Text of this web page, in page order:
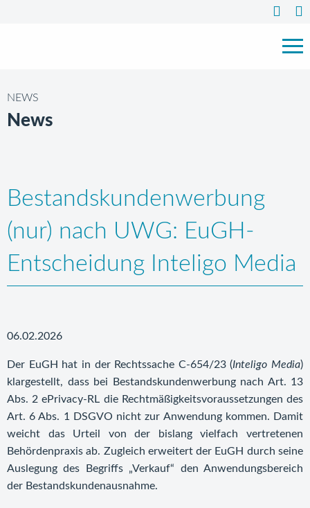
NEWS
News
Bestandskundenwerbung
(nur) nach UWG: EuGH-
Entscheidung Inteligo Media
06.02.2026
Der EuGH hat in der Rechtssache C-654/23 (Inteligo Media)
klargestellt, dass bei Bestandskundenwerbung nach Art. 13
Abs. 2 ePrivacy-RL die Rechtmäßigkeitsvoraussetzungen des
Art. 6 Abs. 1 DSGVO nicht zur Anwendung kommen. Damit
weicht das Urteil von der bislang vielfach vertretenen
Behördenpraxis ab. Zugleich erweitert der EuGH durch seine
Auslegung des Begriffs „Verkauf“ den Anwendungsbereich
der Bestandskundenausnahme.